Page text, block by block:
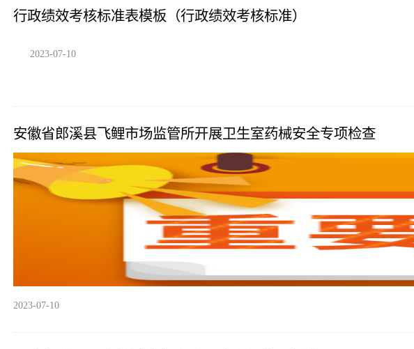
行政绩效考核标准表模板（行政绩效考核标准）
2023-07-10
安徽省郎溪县飞鲤市场监管所开展卫生室药械安全专项检查
2023-07-10